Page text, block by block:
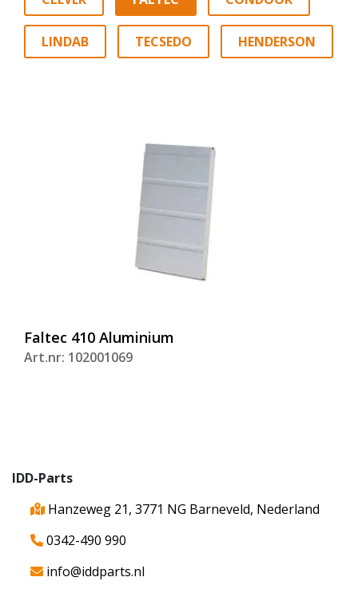
LINDAB TECSEDO HENDERSON
Faltec 410 Aluminium
Art.nr: 102001069
IDD-Parts
Hanzeweg 21, 3771 NG Barneveld, Nederland
0342-490 990
info@iddparts.nl